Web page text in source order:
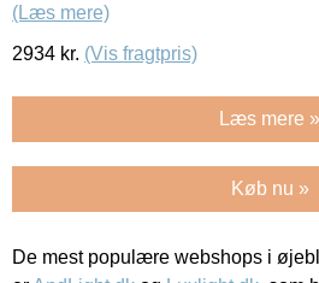
(Læs mere)
2934 kr. (Vis fragtpris)
Læs mere »
Køb nu »
De mest populære webshops i